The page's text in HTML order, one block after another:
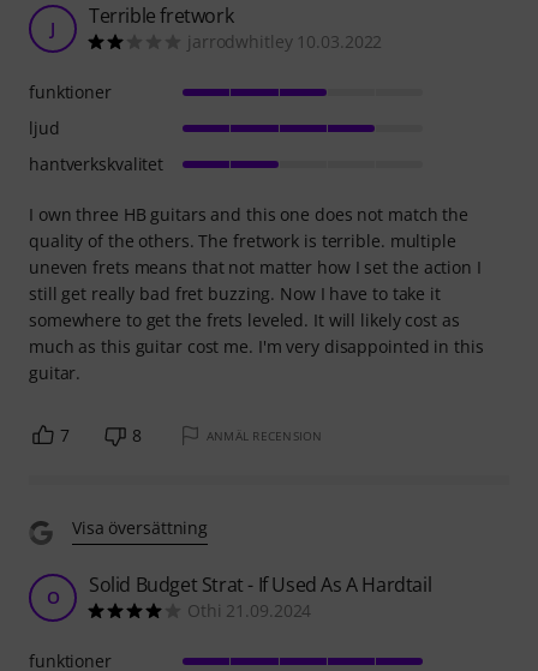
J Terrible fretwork
jarrodwhitley 10.03.2022
I own three HB guitars and this one does not match the
quality of the others. The fretwork is terrible. multiple
uneven frets means that not matter how I set the action I
still get really bad fret buzzing. Now I have to take it
somewhere to get the frets leveled. It will likely cost as
much as this guitar cost me. I'm very disappointed in this
guitar.
funktioner
ljud
hantverkskvalitet
7 8 ANMÄL RECENSION
Visa översättning
O Solid Budget Strat - If Used As A Hardtail
Othi 21.09.2024
funktioner